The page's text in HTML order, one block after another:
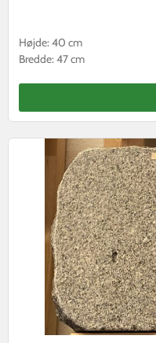
Højde: 40 cm
Bredde: 47 cm